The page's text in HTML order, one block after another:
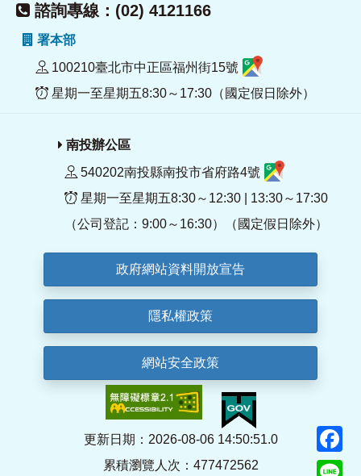
諮詢專線：(02) 4121166
署本部
100210臺北市中正區福州街15號
星期一至星期五8:30～17:30（國定假日除外）
南投辦公區
540202南投縣南投市省府路4號
星期一至星期五8:30～12:30 | 13:30～17:30
（公司登記：9:00～16:30）（國定假日除外）
政府網站資料開放宣告
隱私權政策
網站安全政策
更新日期：2026-08-06 14:50:51.0
累積瀏覽人次：477472562